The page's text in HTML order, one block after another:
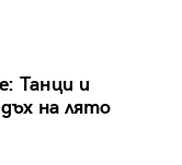
Танци и
на лято